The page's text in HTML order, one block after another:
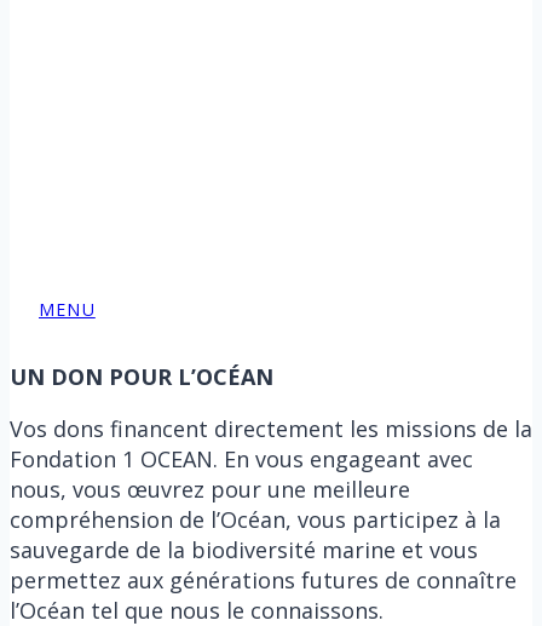
MENU
UN DON POUR L’OCÉAN
Vos dons financent directement les missions de la
Fondation 1 OCEAN. En vous engageant avec
nous, vous œuvrez pour une meilleure
compréhension de l’Océan, vous participez à la
sauvegarde de la biodiversité marine et vous
permettez aux générations futures de connaître
l’Océan tel que nous le connaissons.